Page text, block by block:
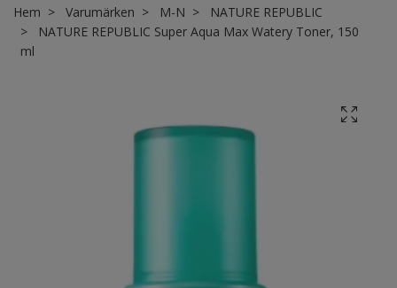
Hem Varumärken M-N
NATURE REPUBLIC
NATURE REPUBLIC Super Aqua Max Watery Toner, 150
ml